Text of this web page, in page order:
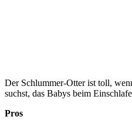
Der Schlummer-Otter ist toll,
suchst, das Babys beim
Pros